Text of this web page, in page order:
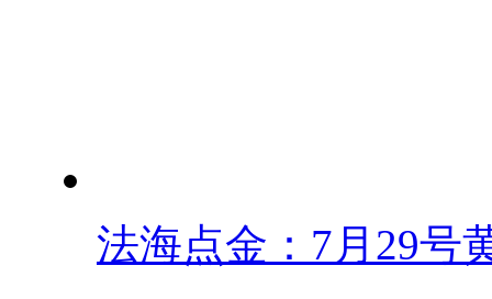
法海点金：7月29号